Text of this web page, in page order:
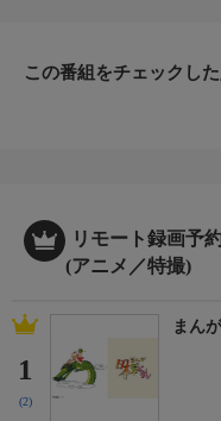
終え、それぞれ新たな道
この番組をチェックし
リモート録画予
(アニメ／特撮)
1
(2)
まん